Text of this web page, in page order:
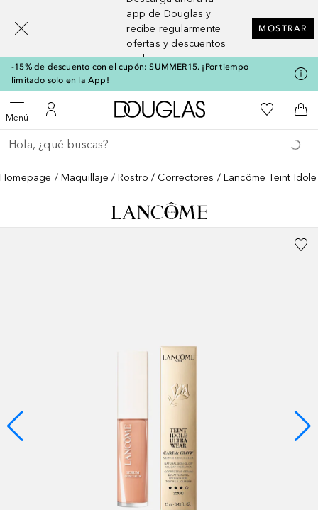
app de Douglas y
recibe regularmente
ofertas y descuentos
exclusivos
MOSTRAR
-15% de descuento con el cupón: SUMMER15. ¡Por tiempo
limitado solo en la App!
MenúAbrir menúMi cuenta
A Douglas HomeMi lista de
A
Regresar
Ejecutar búsqueda
Homepage Maquillaje Rostro Correctores Lancôme Teint
[navigation.slideout.screenreader]